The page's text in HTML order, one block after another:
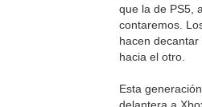
que la de PS5,
contaremos.
hacen
hacia el otro.
Esta
delantera a